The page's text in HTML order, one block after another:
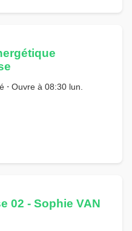
⋅ Ouvre à 08:30 lun.
02 - Sophie VAN